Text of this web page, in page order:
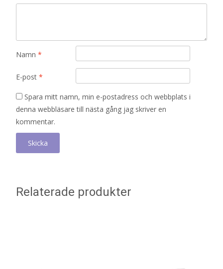
Namn *
E-post *
Spara mitt namn, min e-postadress och webbplats i
denna webbläsare till nästa gång jag skriver en
kommentar.
Relaterade produkter